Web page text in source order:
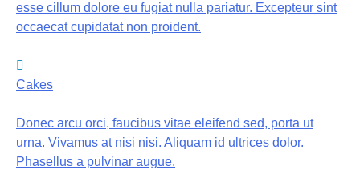
esse cillum dolore eu fugiat nulla pariatur. Excepteur sint
occaecat cupidatat non proident.
Cakes
Donec arcu orci, faucibus vitae eleifend sed, porta ut
urna. Vivamus at nisi nisi. Aliquam id ultrices dolor.
Phasellus a pulvinar augue.